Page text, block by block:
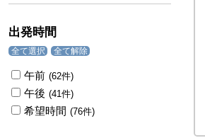
出発時間
全て選択 全て解除
午前 (62件)
午後 (41件)
希望時間 (76件)